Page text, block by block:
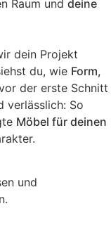
Raum und deine
dein Projekt
du, wie Form,
der erste Schnitt
verlässlich: So
Möbel für deinen
und